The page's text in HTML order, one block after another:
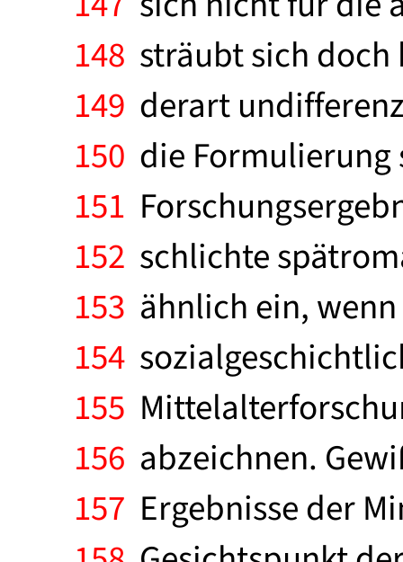
148 sträubt sich
149 derart
150 die Formulierung
151
152 schlichte
153 ähnlich ein,
154
155
156 abzeichnen.
157 Ergebnisse der